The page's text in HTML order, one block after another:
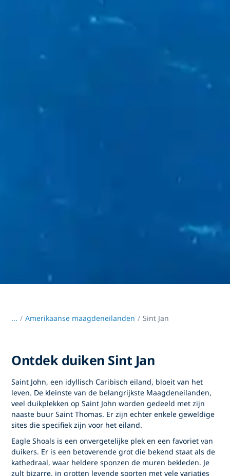
... / Amerikaanse maagdeneilanden Sint Jan
Ontdek duiken Sint Jan
Saint John, een idyllisch Caribisch eiland, bloeit van het
leven. De kleinste van de belangrijkste Maagdeneilanden,
veel duikplekken op Saint John worden gedeeld met zijn
naaste buur Saint Thomas. Er zijn echter enkele geweldige
sites die specifiek zijn voor het eiland.
Eagle Shoals is een onvergetelijke plek en een favoriet van
duikers. Er is een betoverende grot die bekend staat als de
kathedraal, waar heldere sponzen de muren bekleden. Je
zult bizarre, in grotten levende soorten met vele variaties